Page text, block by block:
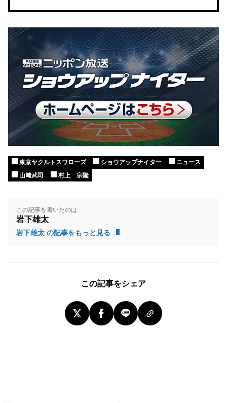
東京ヤクルトスワローズ ショウアップナイター
ニュース
山﨑武司
村上 宗隆
この記事を書いたのは
岩下雄太
岩下雄太 の記事をもっと見る
この記事をシェア